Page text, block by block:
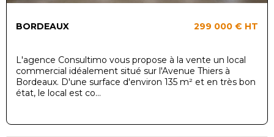
BORDEAUX 299 000 € HT
L'agence Consultimo vous propose à la vente un local
commercial idéalement situé sur l'Avenue Thiers à
Bordeaux. D'une surface d'environ 135 m² et en très bon
état, le local est co...